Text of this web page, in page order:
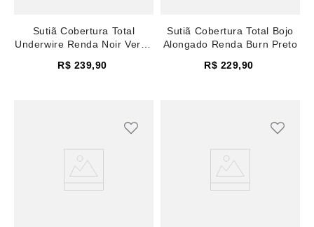
Sutiã Cobertura Total
Underwire Renda Noir Verde
R$ 239,90
Sutiã Cobertura Total Bojo
Alongado Renda Burn Preto
R$ 229,90